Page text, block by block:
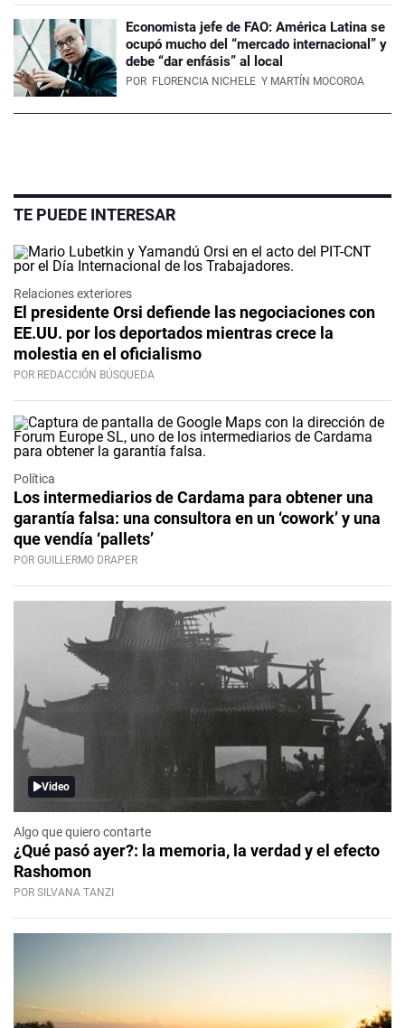
Economista jefe de FAO: América Latina se
ocupó mucho del “mercado internacional” y
debe “dar enfásis” al local
POR FLORENCIA NICHELE Y MARTÍN MOCOROA
TE PUEDE INTERESAR
Relaciones exteriores
El presidente Orsi defiende las negociaciones con
EE.UU. por los deportados mientras crece la
molestia en el oficialismo
POR REDACCIÓN BÚSQUEDA
Política
Los intermediarios de Cardama para obtener una
garantía falsa: una consultora en un ‘cowork’ y una
que vendía ‘pallets’
POR GUILLERMO DRAPER
Video
Algo que quiero contarte
¿Qué pasó ayer?: la memoria, la verdad y el efecto
Rashomon
POR SILVANA TANZI